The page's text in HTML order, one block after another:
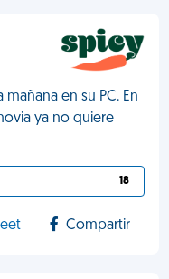
en su PC. En
ya no quiere
18
Compartir